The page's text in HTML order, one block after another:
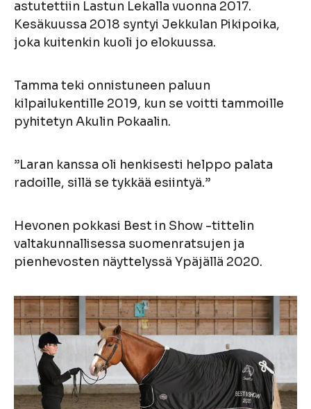
astutettiin Lastun Lekalla vuonna 2017.
Kesäkuussa 2018 syntyi Jekkulan Pikipoika,
joka kuitenkin kuoli jo elokuussa.
Tamma teki onnistuneen paluun
kilpailukentille 2019, kun se voitti tammoille
pyhitetyn Akulin Pokaalin.
”Laran kanssa oli henkisesti helppo palata
radoille, sillä se tykkää esiintyä.”
Hevonen pokkasi Best in Show -tittelin
valtakunnallisessa suomenratsujen ja
pienhevosten näyttelyssä Ypäjällä 2020.